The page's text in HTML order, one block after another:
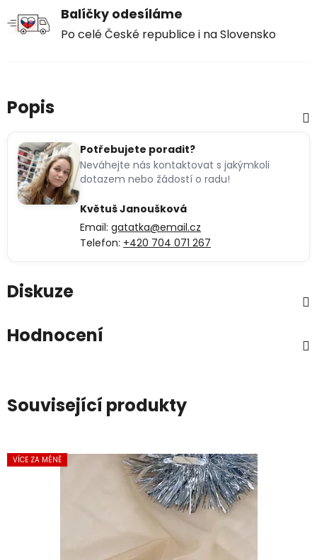
Balíčky odesíláme
Po celé České republice i na Slovensko
Popis
Potřebujete poradit?
Neváhejte nás kontaktovat s jakýmkoli
dotazem nebo žádostí o radu!
Květuš Janoušková
Email: gatatka@email.cz
Telefon: +420 704 071 267
Diskuze
Hodnocení
Související produkty
VÍCE ZA MÉNĚ